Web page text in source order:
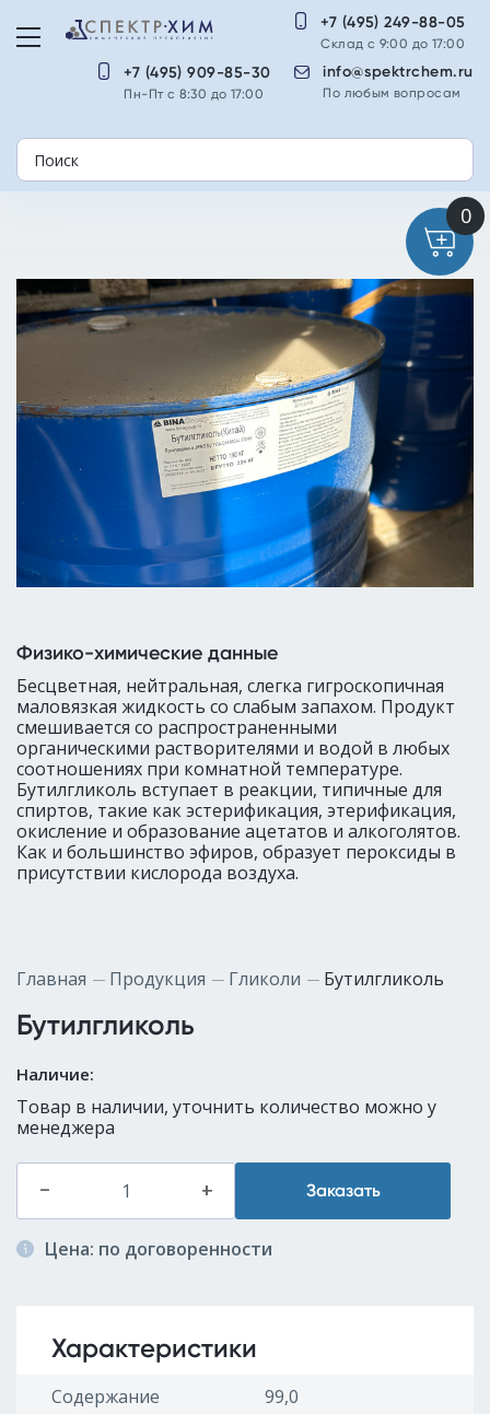
info@spektrchem.ru
По любым вопросам
+7 (495) 249-88-05
Склад с 9:00 до 17:00
+7 (495) 909-85-30
Пн-Пт с 8:30 до 17:00
Физико-химические данные
Бесцветная, нейтральная, слегка гигроскопичная
маловязкая жидкость со слабым запахом. Продукт
смешивается со распространенными
органическими растворителями и водой в любых
соотношениях при комнатной температуре.
Бутилгликоль вступает в реакции, типичные для
спиртов, такие как эстерификация, этерификация,
окисление и образование ацетатов и алкоголятов.
Как и большинство эфиров, образует пероксиды в
присутствии кислорода воздуха.
Главная Продукция Гликоли Бутилгликоль
Бутилгликоль
Наличие:
Товар в наличии, уточнить количество можно у
менеджера
– + Заказать
Цена: по договоренности
Характеристики
Содержание
99,0